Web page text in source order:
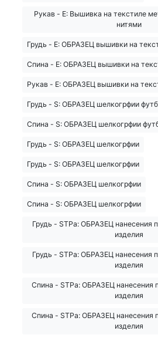
Рукав - E: Вышивка на текстиле
нитями
Грудь - E: ОБРАЗЕЦ вышивки на
Спина - E: ОБРАЗЕЦ вышивки на
Рукав - E: ОБРАЗЕЦ вышивки на
Грудь - S: ОБРАЗЕЦ шелкогрфии
Спина - S: ОБРАЗЕЦ шелкогрфии
Грудь - S: ОБРАЗЕЦ шелкогрфии
Грудь - S: ОБРАЗЕЦ шелкогрфии
Спина - S: ОБРАЗЕЦ шелкогрфии
Спина - S: ОБРАЗЕЦ шелкогрфии
Грудь - STPa: ОБРАЗЕЦ нанесения
изделия
Грудь - STPa: ОБРАЗЕЦ нанесения
изделия
Спина - STPa: ОБРАЗЕЦ нанесения
изделия
Спина - STPa: ОБРАЗЕЦ нанесения
изделия